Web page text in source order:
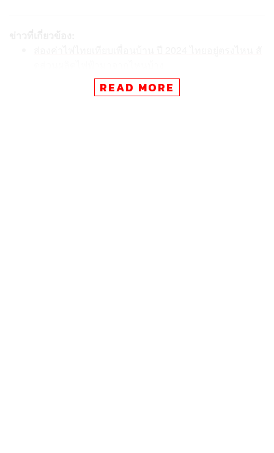
‘เศรษฐา’ รับปากขุดขุมทรัพย์ 20 ล้านล้านบาท บนพื้นที่
ทับซ้อนไทย-กัมพูชา มาใช้ประโยชน์ร่วมกัน
READ MORE